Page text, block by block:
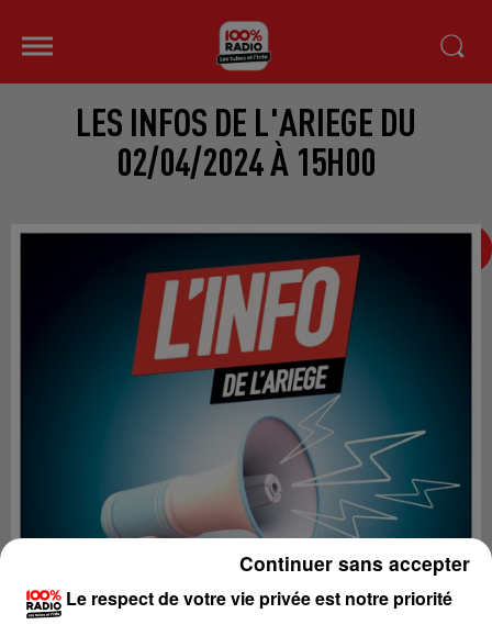
LES INFOS DE L'ARIEGE DU
02/04/2024 À 15H00
Le respect de votre vie privée est notre priorité
Continuer sans accepter